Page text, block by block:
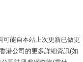
可能自本站上次更新已做更
港公司的更多詳細資訊(如